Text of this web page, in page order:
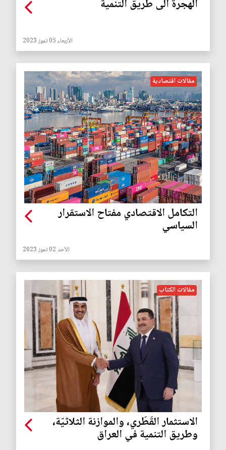
الهجرة الى طريق التنمية
الأربعاء 05 تموز 2023
مقالات اقتصادية
التكامل الاقتصادي مفتاح الاستقرار
السياسي
الأحد 02 تموز 2023
مقالات الكتاب
الاستثمار القَطَري، والموازنة الثلاثيّة،
وطريق التنمية في العراق